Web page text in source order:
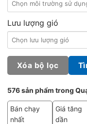
Lưu lượng gió
Xóa bộ lọc
576 sản phẩm trong
Bán chạy
nhất
Giá tăng
dần